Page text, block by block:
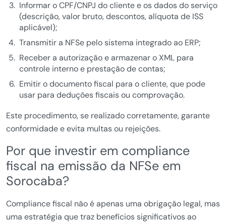
Informar o CPF/CNPJ do cliente e os dados do serviço
(descrição, valor bruto, descontos, alíquota de ISS
aplicável);
Transmitir a NFSe pelo sistema integrado ao ERP;
Receber a autorização e armazenar o XML para
controle interno e prestação de contas;
Emitir o documento fiscal para o cliente, que pode
usar para deduções fiscais ou comprovação.
Este procedimento, se realizado corretamente, garante
conformidade e evita multas ou rejeições.
Por que investir em compliance
fiscal na emissão da NFSe em
Sorocaba?
Compliance fiscal não é apenas uma obrigação legal, mas
uma estratégia que traz benefícios significativos ao